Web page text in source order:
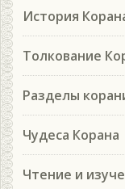
История
Толкование
Разделы
Чудеса Корана
Чтение и